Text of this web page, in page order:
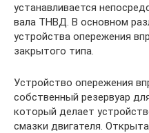
устанавливается
вала ТНВД. В основном
устройства опережения
закрытого типа.
Устройство опережения
собственный резервуар
который делает
смазки двигателя.